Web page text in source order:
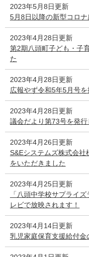
2023年5月8日更新
5月8日以降の新型コロ
2023年4月28日更新
第2期八頭町子ども・子
た
2023年4月28日更新
広報やず令和5年5月号
2023年4月28日更新
議会だより第73号を発行
2023年4月26日更新
S&Eシステムズ株式会
をいただきました
2023年4月25日更新
「八頭中学校サプライ
レビで放映されます！
2023年4月14日更新
乳児家庭保育支援給付金